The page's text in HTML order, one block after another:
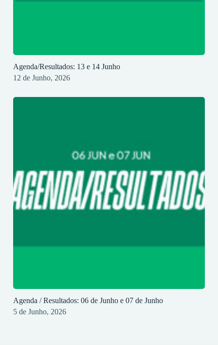
Agenda/Resultados: 13 e 14 Junho
12 de Junho, 2026
Agenda / Resultados: 06 de Junho e 07 de Junho
5 de Junho, 2026